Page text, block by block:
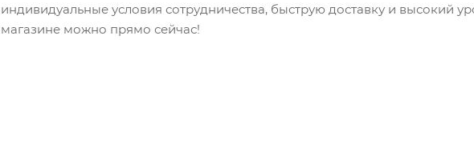
индивидуальные условия сотрудничества, быструю доставку и высокий
магазине можно прямо сейчас!